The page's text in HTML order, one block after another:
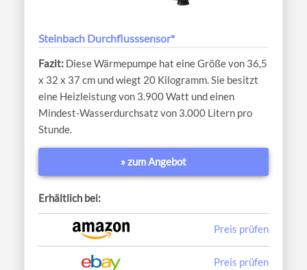
Steinbach Durchflusssensor*
Diese Wärmepumpe hat eine Größe von 36,5
x 32 x 37 cm und wiegt 20 Kilogramm. Sie besitzt
eine Heizleistung von 3.900 Watt und einen
Mindest-Wasserdurchsatz von 3.000 Litern pro
Stunde.
» zum Angebot
Erhältlich bei:
Preis prüfen
Preis prüfen